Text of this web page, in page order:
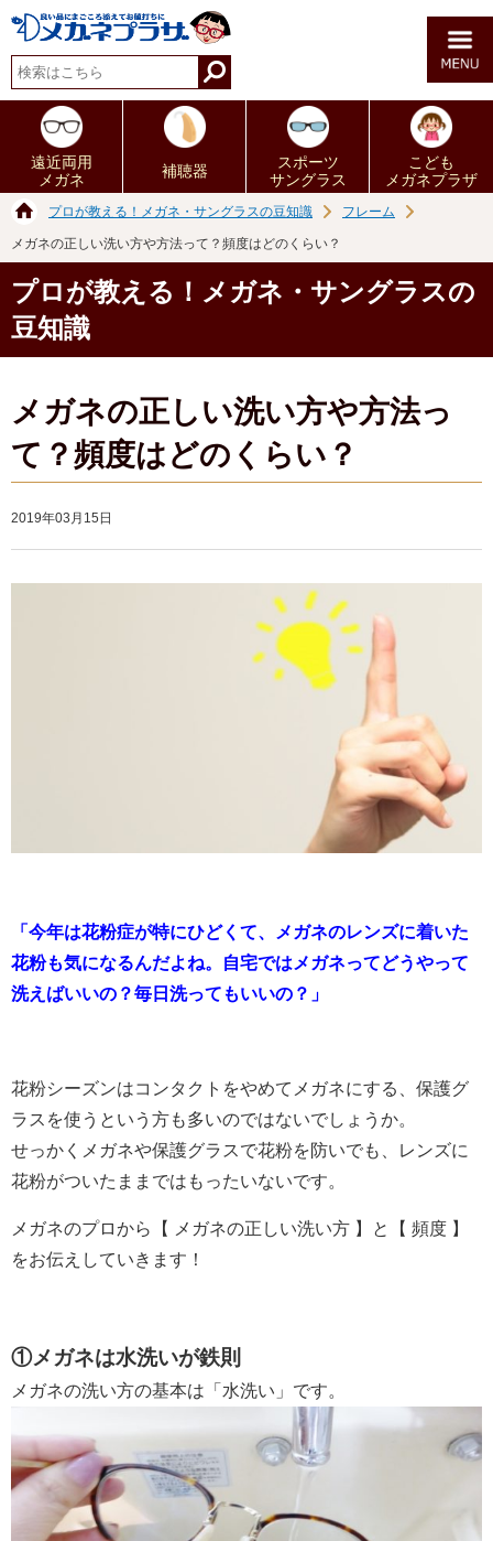
遠近両用
メガネ
補聴器
スポーツ
サングラス
こども
メガネプラザ
プロが教える！メガネ・サングラスの豆知識 フレーム
メガネの正しい洗い方や方法って？頻度はどのくらい？
プロが教える！メガネ・サングラスの
豆知識
メガネの正しい洗い方や方法っ
て？頻度はどのくらい？
2019年03月15日
「今年は花粉症が特にひどくて、メガネのレンズに着いた
花粉も気になるんだよね。自宅ではメガネってどうやって
洗えばいいの？毎日洗ってもいいの？」
花粉シーズンはコンタクトをやめてメガネにする、保護グ
ラスを使うという方も多いのではないでしょうか。
せっかくメガネや保護グラスで花粉を防いでも、レンズに
花粉がついたままではもったいないです。
メガネのプロから【 メガネの正しい洗い方 】と【 頻度 】
をお伝えしていきます！
①メガネは水洗いが鉄則
メガネの洗い方の基本は「水洗い」です。